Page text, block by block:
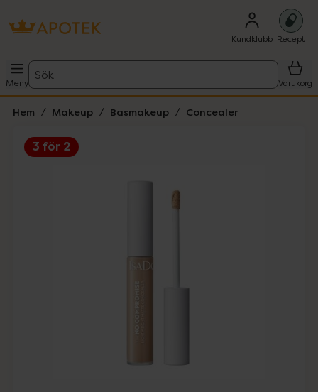
Kundklubb Recept
Meny
Sök
Varukorg
Hem Makeup Basmakeup Concealer
3 för 2
Lista: . Innehåller 4 objekt.